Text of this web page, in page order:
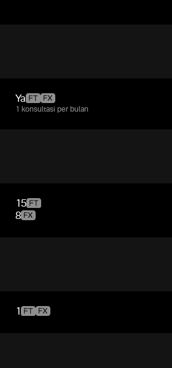
Ya
1 konsultasi per bulan
15
8